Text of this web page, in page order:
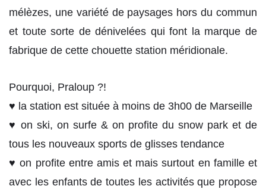
mélèzes, une variété de paysages hors du commun
et toute sorte de dénivelées qui font la marque de
fabrique de cette chouette station méridionale.
Pourquoi, Praloup ?!
♥ la station est située à moins de 3h00 de Marseille
♥ on ski, on surfe & on profite du snow park et de
tous les nouveaux sports de glisses tendance
♥ on profite entre amis et mais surtout en famille et
avec les enfants de toutes les activités que propose